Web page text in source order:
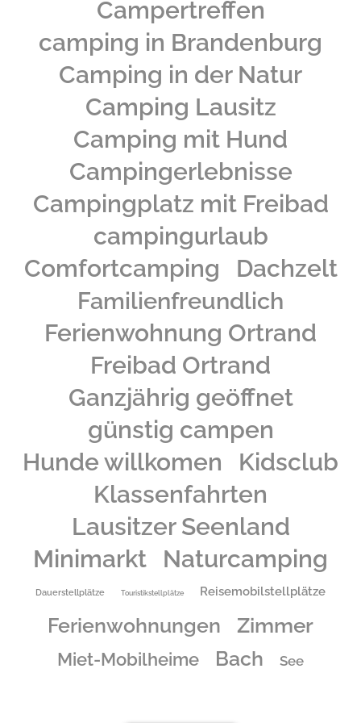
Campertreffen
camping in Brandenburg
Camping in der Natur
Camping Lausitz
Camping mit Hund
Campingerlebnisse
Campingplatz mit Freibad
campingurlaub
Comfortcamping
Dachzelt
Familienfreundlich
Ferienwohnung Ortrand
Freibad Ortrand
Ganzjährig geöffnet
günstig campen
Hunde willkomen
Kidsclub
Klassenfahrten
Lausitzer Seenland
Minimarkt
Naturcamping
Dauerstellplätze Touristikstellplätze Reisemobilstellplätze
Ferienwohnungen Zimmer
Miet-Mobilheime Bach See